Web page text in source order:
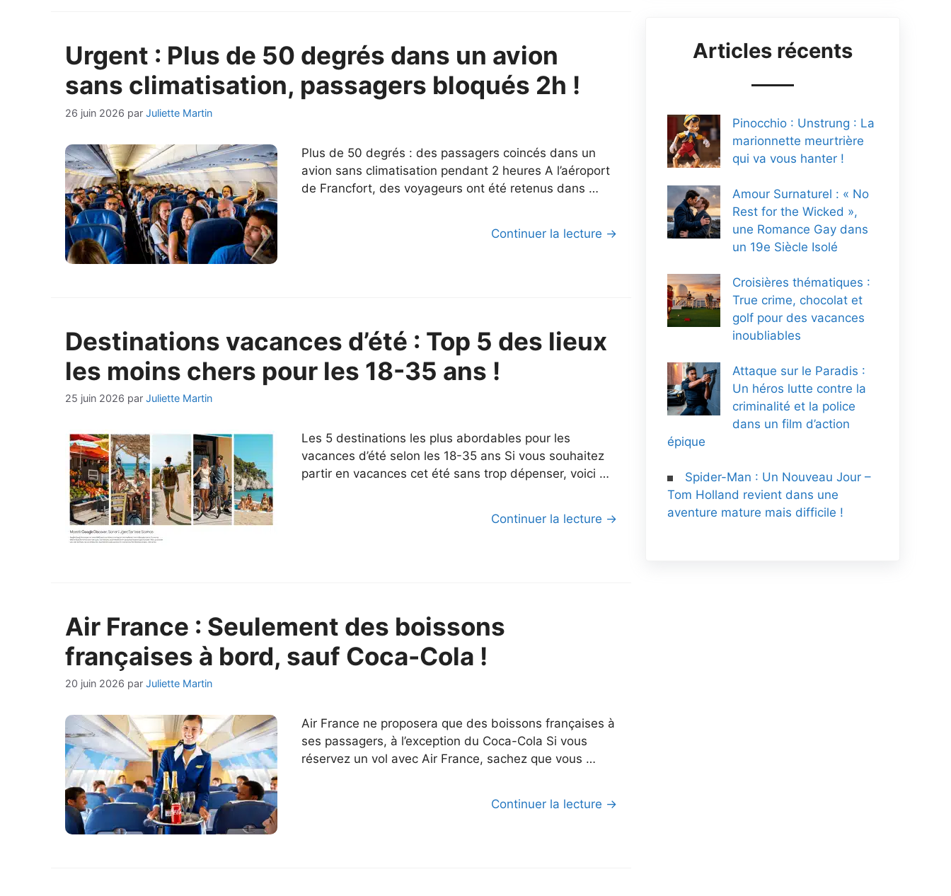
Urgent : Plus de 50 degrés dans un avion
sans climatisation, passagers bloqués 2h !
26 juin 2026 par Juliette Martin
Plus de 50 degrés : des passagers coincés dans un
avion sans climatisation pendant 2 heures A l’aéroport
de Francfort, des voyageurs ont été retenus dans …
Continuer la lecture →
Destinations vacances d’été : Top 5 des lieux
les moins chers pour les 18-35 ans !
25 juin 2026 par Juliette Martin
Les 5 destinations les plus abordables pour les
vacances d’été selon les 18-35 ans Si vous souhaitez
partir en vacances cet été sans trop dépenser, voici …
Continuer la lecture →
Air France : Seulement des boissons
françaises à bord, sauf Coca-Cola !
20 juin 2026 par Juliette Martin
Air France ne proposera que des boissons françaises à
ses passagers, à l’exception du Coca-Cola Si vous
réservez un vol avec Air France, sachez que vous …
Continuer la lecture →
Articles récents
Pinocchio : Unstrung : La
marionnette meurtrière
qui va vous hanter !
Amour Surnaturel : « No
Rest for the Wicked »,
une Romance Gay dans
un 19e Siècle Isolé
Croisières thématiques :
True crime, chocolat et
golf pour des vacances
inoubliables
Attaque sur le Paradis :
Un héros lutte contre la
criminalité et la police
dans un film d’action
épique
Spider-Man : Un Nouveau Jour –
Tom Holland revient dans une
aventure mature mais difficile !